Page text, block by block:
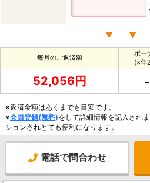
毎月のご返済額
ボー
(×年
52,056円 －
※返済金額はあくまでも目安です。
※会員登録(無料)をして詳細情報を記入され
ションされとても便利になります。
電話で問合わせ